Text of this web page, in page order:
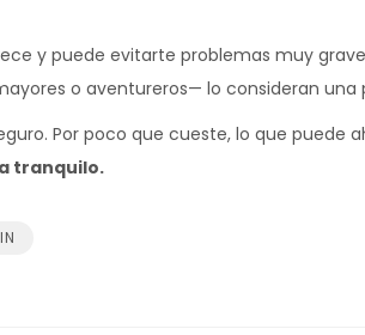
y puede evitarte problemas muy
o aventureros— lo consideran una
Por poco que cueste, lo que puede
tranquilo.